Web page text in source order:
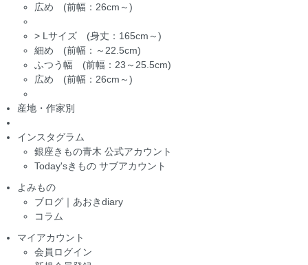
広め (前幅：26cm～)
> Lサイズ (身丈：165cm～)
細め (前幅：～22.5cm)
ふつう幅 (前幅：23～25.5cm)
広め (前幅：26cm～)
産地・作家別
インスタグラム
銀座きもの青木 公式アカウント
Today'sきもの サブアカウント
よみもの
ブログ｜あおきdiary
コラム
マイアカウント
会員ログイン